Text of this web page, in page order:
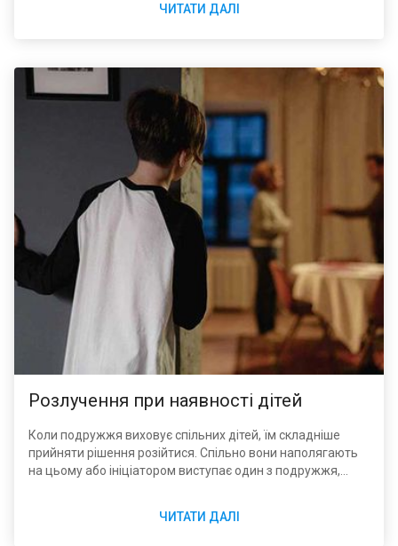
ЧИТАТИ ДАЛІ
Розлучення при наявності дітей
Коли подружжя виховує спільних дітей, їм складніше
прийняти рішення розійтися. Спільно вони наполягають
на цьому або ініціатором виступає один з подружжя,
розлучення з дітьми без суду в Україні не допускається,
ЧИТАТИ ДАЛІ